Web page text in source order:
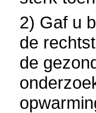
2) Gaf u
de
de